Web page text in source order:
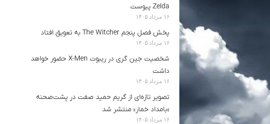
Zelda پیوست
۱۶ مرداد ۱۴۰۵
پخش فصل پنجم The Witcher به تعویق افتاد
۱۶ مرداد ۱۴۰۵
شخصیت جین گری در ریبوت X-Men حضور خواهد
داشت
۱۶ مرداد ۱۴۰۵
تصویر تازه‌ای از گریم حمید صفت در پشت‌صحنه
«بامداد خمار» منتشر شد
۱۶ مرداد ۱۴۰۵